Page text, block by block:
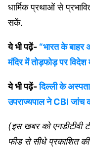
धार्मिक प्रथाओं से
सकें.
ये भी पढ़ें- “भारत के बाहर
मंदिर में तोड़फोड़ पर
ये भी पढ़ें-दिल्ली के
उपराज्यपाल ने CBI जांच
(इस खबर को एनडीटीवी
फीड से सीधे प्रकाशित